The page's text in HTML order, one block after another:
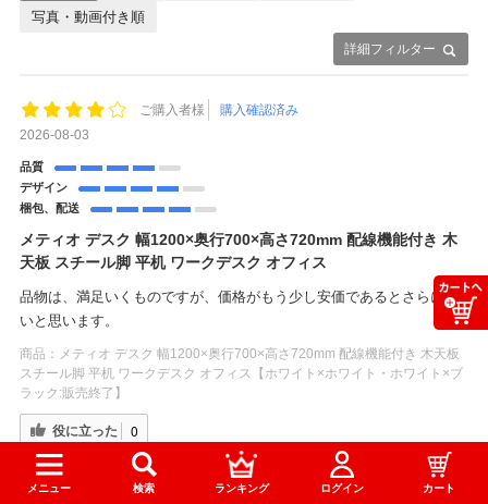
詳細フィルター
写真・動画付き順
ご購入者様
購入確認済み
2026-08-03
品質
デザイン
梱包、配送
メティオ デスク 幅1200×奥行700×高さ720mm 配線機能付き 木
天板 スチール脚 平机 ワークデスク オフィス
品物は、満足いくものですが、価格がもう少し安価であるとさらに良
いと思います。
商品： メティオ デスク 幅1200×奥行700×高さ720mm 配線機能付き 木天板
スチール脚 平机 ワークデスク オフィス【ホワイト×ホワイト・ホワイト×ブ
ラック:販売終了】
役に立った 0
メニュー 検索 ランキング ログイン カート